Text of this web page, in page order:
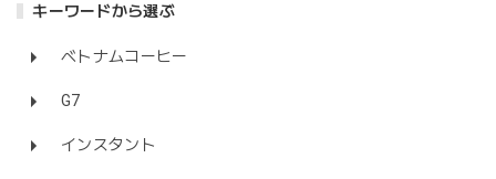
キーワードから選ぶ
ベトナムコーヒー
G7
インスタント